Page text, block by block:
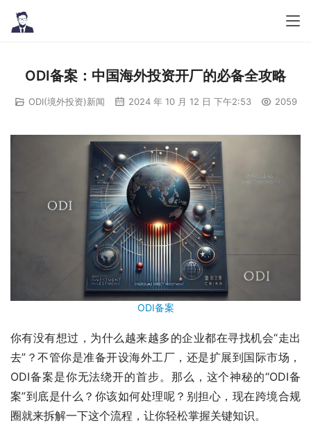
ODI备案：中国海外投资开厂的必备全攻略
ODI(境外投资)新闻 2024 年 10 月 12 日 下午2:53 2059
ODI备案
你有没有想过，为什么越来越多的企业都在寻找机会“走出
去”？不管你是准备开设海外工厂，还是扩展到国际市场，
ODI备案是你无法绕开的首步。那么，这个神秘的“ODI备
案”到底是什么？你该如何处理呢？别担心，现在跨境合规
圈就来拆解一下这个流程，让你轻松掌握关键知识。